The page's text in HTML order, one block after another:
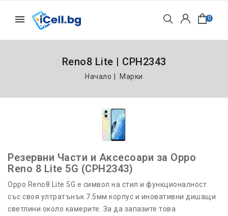
0
Reno8 Lite | CPH2343
Начало Марки
Резервни Части и Аксесоари за Oppo
Reno 8 Lite 5G (CPH2343)
Oppo Reno8 Lite 5G е символ на стил и функционалност
със своя ултратънък 7.5мм корпус и иновативни дишащи
светлини около камерите. За да запазите това